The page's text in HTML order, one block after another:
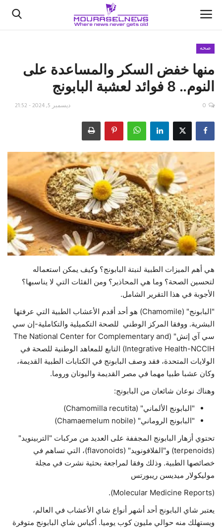
الأخبار
كتّابنا
اقتصاد
علوم وتكنولوجيا
رياضة
فيديو
حياة
صحه
منها خفض السكر والمساعدة على
النوم.. 8 فوائد لعشبة البابونج
ديسمبر 5, 2024 - 21:52 0
هي أهم الميزات الطبية لنبتة البابونج؟ وكيف يمكن استعماله
لتحسين الصحة؟ وما هي المحاذير؟ ومن الفئات التي لا يناسبها؟
الأجوبة في هذا التقرير الشامل.
"البابونج" (Chamomile) هو أحد أقدم الأعشاب الطبية التي عرفتها
البشرية. ووفقا المركز الوطني للصحة التكميلية والتكاملية-إن سي
سي آي إتش" (The National Center for Complementary and
Integrative Health-NCCIH) التابع للمعاهد الوطنية للصحة في
الولايات المتحدة، فقد وصف البابونج في الكتابات الطبية القديمة،
وكان عشبا طبيا مهما في مصر القديمة واليونان وروما.
وهناك نوعان شائعان من البابونج:
"البابونج الألماني" (Chamomilla recutita)
"البابونج الروماني" (Chamaemelum nobile)
تحتوي أزهار البابونج المجففة على العديد من مركبات "التربينويد"
(terpenoids) و"الفلافونويد" (flavonoids)، التي تساهم في
خصائصها الطبية. وذلك وفقا لمراجعة بحثية نشرت في مجلة
موليكولار ميديسن ريبورتس
(Molecular Medicine Reports).
يعتبر شاي البابونج أحد أشهر أنواع شاي الأعشاب في العالم،
ويستهلك منه حوالي مليون كوب يوميا. أكياس شاي البابونج متوفرة